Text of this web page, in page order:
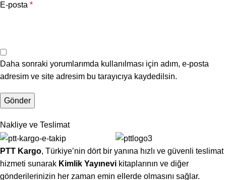
E-posta *
Daha sonraki yorumlarımda kullanılması için adım, e-posta
adresim ve site adresim bu tarayıcıya kaydedilsin.
Nakliye ve Teslimat
PTT Kargo, Türkiye’nin dört bir yanına hızlı ve güvenli teslimat
hizmeti sunarak Kimlik Yayınevi kitaplarının ve diğer
gönderilerinizin her zaman emin ellerde olmasını sağlar.